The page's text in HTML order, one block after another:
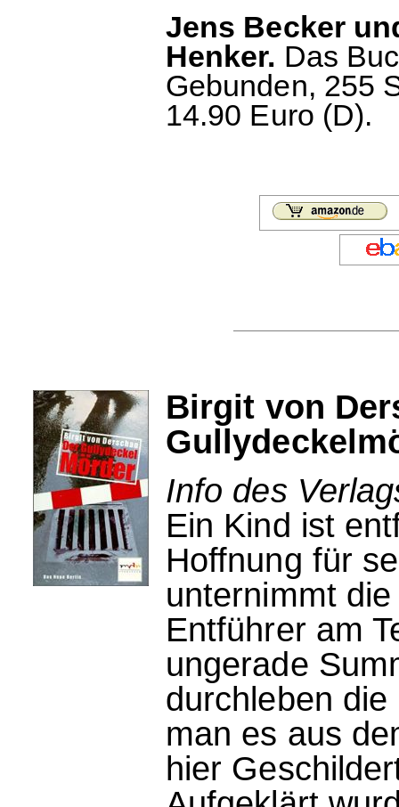
Jens Becker
Henker. Das
Gebunden, 255
14.90 Euro (D).
Birgit von
Info des
Ein Kind ist
Hoffnung für
unternimmt
Entführer am
ungerade
durchleben
man es aus
hier